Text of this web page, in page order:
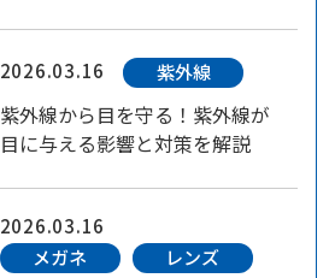
2026.03.16 紫外線
紫外線から目を守る！紫外線が
目に与える影響と対策を解説
2026.03.16
メガネ
レンズ